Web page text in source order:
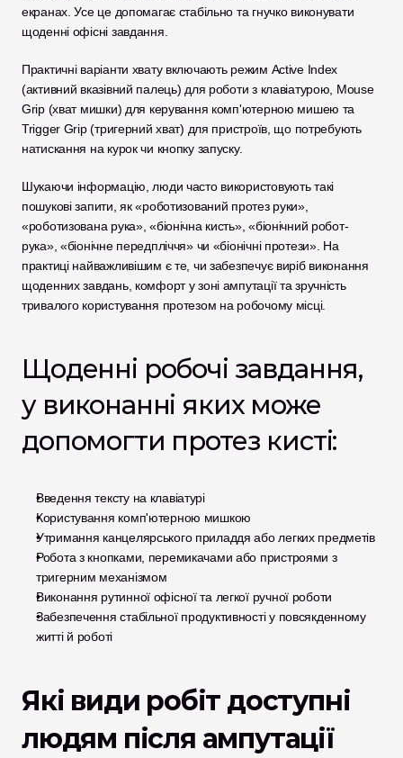
екранах. Усе це допомагає стабільно та гнучко виконувати
щоденні офісні завдання.
Практичні варіанти хвату включають режим Active Index
(активний вказівний палець) для роботи з клавіатурою, Mouse
Grip (хват мишки) для керування комп'ютерною мишею та
Trigger Grip (тригерний хват) для пристроїв, що потребують
натискання на курок чи кнопку запуску.
Шукаючи інформацію, люди часто використовують такі
пошукові запити, як «роботизований протез руки»,
«роботизована рука», «біонічна кисть», «біонічний робот-
рука», «біонічне передпліччя» чи «біонічні протези». На
практиці найважливішим є те, чи забезпечує виріб виконання
щоденних завдань, комфорт у зоні ампутації та зручність
тривалого користування протезом на робочому місці.
Щоденні робочі завдання,
у виконанні яких може
допомогти протез кисті:
Введення тексту на клавіатурі
Користування комп'ютерною мишкою
Утримання канцелярського приладдя або легких предметів
Робота з кнопками, перемикачами або пристроями з
тригерним механізмом
Виконання рутинної офісної та легкої ручної роботи
Забезпечення стабільної продуктивності у повсякденному
житті й роботі
Які види робіт доступні
людям після ампутації